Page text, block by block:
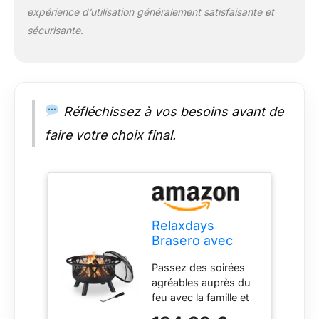
expérience d’utilisation généralement satisfaisante et
sécurisante.
Réfléchissez à vos besoins avant de
faire votre choix final.
Relaxdays
Brasero avec
étincelles, Jardin
et terrasse,
tisonnier, Foyer
extérieur, en
Passez des soirées
agréables auprès du
feu avec la famille et